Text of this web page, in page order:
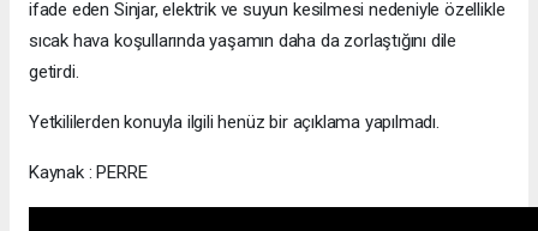
ifade eden Sinjar, elektrik ve suyun kesilmesi nedeniyle özellikle
sıcak hava koşullarında yaşamın daha da zorlaştığını dile
getirdi.
Yetkililerden konuyla ilgili henüz bir açıklama yapılmadı.
Kaynak : PERRE